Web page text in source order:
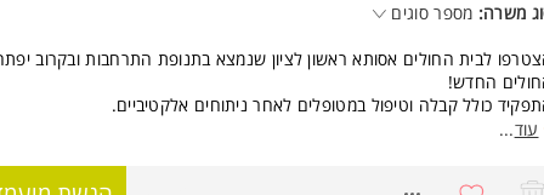
משרה: מספר סוגים
לבית החולים אסותא ראשון לציון שנמצא בתנופת התרחבות ובקרוב
החדש!
כולל קבלה וטיפול במטופלים לאחר ניתוחים אלקטיביים.
עוד...